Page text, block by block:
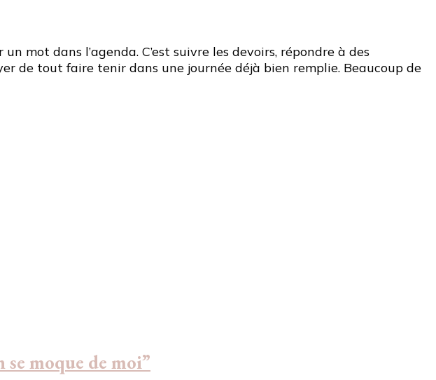
mot dans l’agenda. C’est suivre les devoirs, répondre à des
de tout faire tenir dans une journée déjà bien remplie. Beaucoup de
moque de moi”